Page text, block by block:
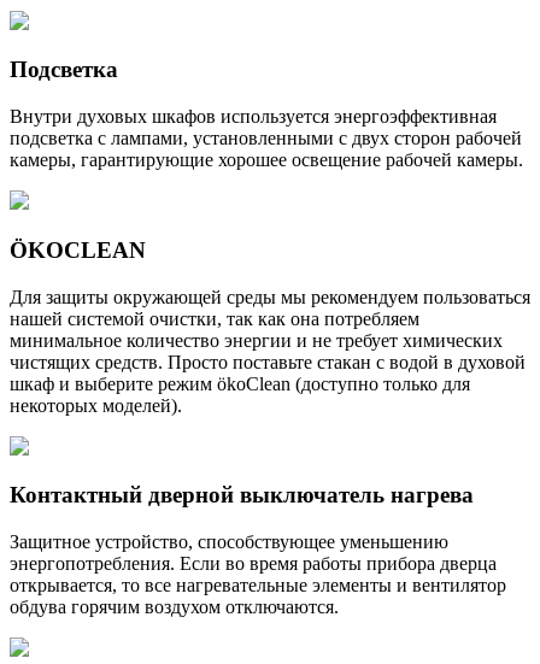
Подсветка
Внутри духовых шкафов используется энергоэффективная
подсветка с лампами, установленными с двух сторон рабочей
камеры, гарантирующие хорошее освещение рабочей камеры.
ÖKOCLEAN
Для защиты окружающей среды мы рекомендуем пользоваться
нашей системой очистки, так как она потребляем
минимальное количество энергии и не требует химических
чистящих средств. Просто поставьте стакан с водой в духовой
шкаф и выберите режим ökoClean (доступно только для
некоторых моделей).
Контактный дверной выключатель нагрева
Защитное устройство, способствующее уменьшению
энергопотребления. Если во время работы прибора дверца
открывается, то все нагревательные элементы и вентилятор
обдува горячим воздухом отключаются.